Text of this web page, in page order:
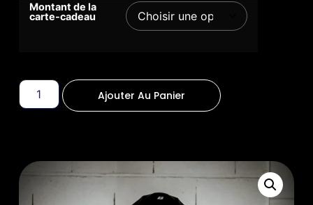
Montant de la
carte-cadeau
Ajouter Au Panier